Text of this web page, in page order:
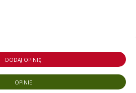
DODAJ OPINIĘ
OPINIE